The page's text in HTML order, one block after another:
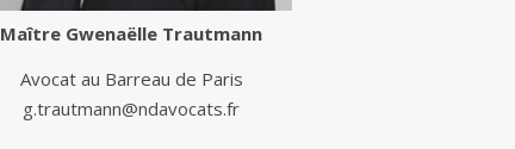
Maître Gwenaëlle Trautmann
Avocat au Barreau de Paris
g.trautmann@ndavocats.fr